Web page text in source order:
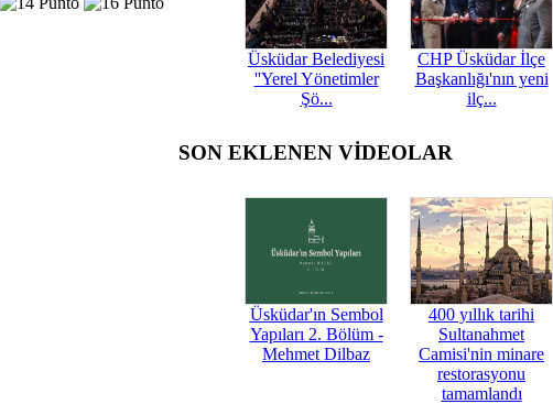
Üsküdar Belediyesi
''Yerel Yönetimler
Şö...
CHP Üsküdar İlçe
Başkanlığı'nın yeni
ilç...
SON EKLENEN VİDEOLAR
Üsküdar'ın Sembol
Yapıları 2. Bölüm -
Mehmet Dilbaz
400 yıllık tarihi
Sultanahmet
Camisi'nin minare
restorasyonu
tamamlandı